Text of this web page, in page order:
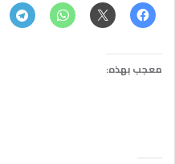
معجب بهذه: